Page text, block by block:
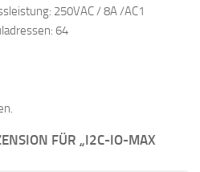
250VAC / 8A /AC1
64
FÜR „I2C-IO-MAX